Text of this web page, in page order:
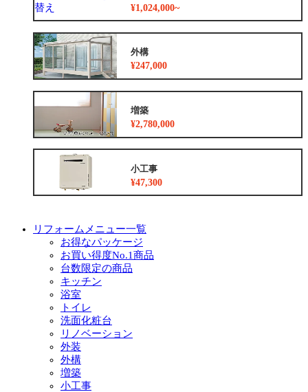
¥1,024,000~
外構
¥247,000
増築
¥2,780,000
小工事
¥47,300
リフォームメニュー一覧
お得なパッケージ
お買い得度No.1商品
台数限定の商品
キッチン
浴室
トイレ
洗面化粧台
リノベーション
外装
外構
増築
小工事